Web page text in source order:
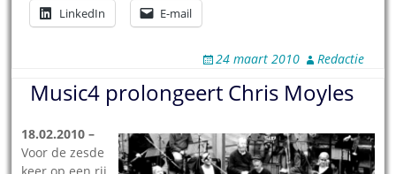
LinkedIn E-mail
24 maart 2010 Redactie
Music4 prolongeert Chris Moyles
18.02.2010 –
Voor de zesde